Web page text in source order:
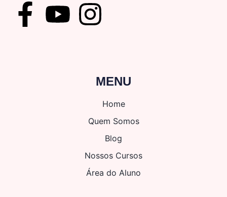
MENU
Home
Quem Somos
Blog
Nossos Cursos
Área do Aluno